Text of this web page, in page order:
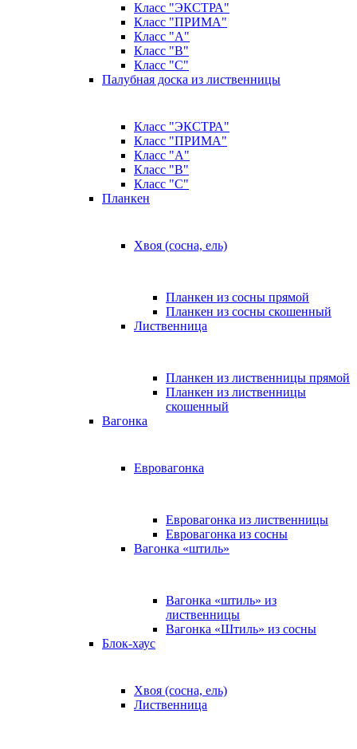
Класс "ЭКСТРА"
Класс "ПРИМА"
Класс "А"
Класс "B"
Класс "C"
Палубная доска из лиственницы
Класс "ЭКСТРА"
Класс "ПРИМА"
Класс "А"
Класс "B"
Класс "C"
Планкен
Хвоя (сосна, ель)
Планкен из сосны прямой
Планкен из сосны скошенный
Лиственница
Планкен из лиственницы прямой
Планкен из лиственницы
скошенный
Вагонка
Евровагонка
Евровагонка из лиственницы
Евровагонка из сосны
Вагонка «штиль»
Вагонка «штиль» из
лиственницы
Вагонка «Штиль» из сосны
Блок-хаус
Хвоя (сосна, ель)
Лиственница